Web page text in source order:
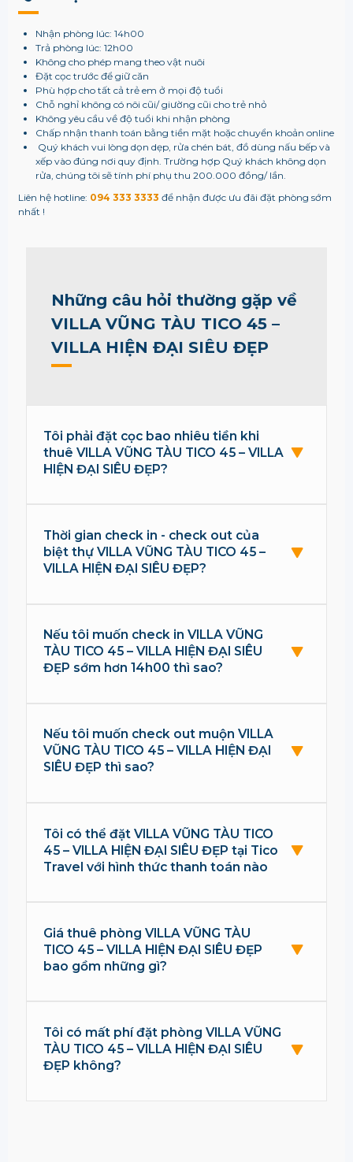
Nhận phòng lúc: 14h00
Trả phòng lúc: 12h00
Không cho phép mang theo vật nuôi
Đặt cọc trước để giữ căn
Phù hợp cho tất cả trẻ em ở mọi độ tuổi
Chỗ nghỉ không có nôi cũi/ giường cũi cho trẻ nhỏ
Không yêu cầu về độ tuổi khi nhận phòng
Chấp nhận thanh toán bằng tiền mặt hoặc chuyển khoản online
Quý khách vui lòng dọn dẹp, rửa chén bát, đồ dùng nấu bếp và
xếp vào đúng nơi quy định. Trường hợp Quý khách không dọn
rửa, chúng tôi sẽ tính phí phụ thu 200.000 đồng/ lần.
Liên hệ hotline: 094 333 3333 để nhận được ưu đãi đặt phòng sớm
nhất !
Những câu hỏi thường gặp về
VILLA VŨNG TÀU TICO 45 –
VILLA HIỆN ĐẠI SIÊU ĐẸP
Tôi phải đặt cọc bao nhiêu tiền khi
thuê VILLA VŨNG TÀU TICO 45 – VILLA
HIỆN ĐẠI SIÊU ĐẸP?
Thời gian check in - check out của
biệt thự VILLA VŨNG TÀU TICO 45 –
VILLA HIỆN ĐẠI SIÊU ĐẸP?
Nếu tôi muốn check in VILLA VŨNG
TÀU TICO 45 – VILLA HIỆN ĐẠI SIÊU
ĐẸP sớm hơn 14h00 thì sao?
Nếu tôi muốn check out muộn VILLA
VŨNG TÀU TICO 45 – VILLA HIỆN ĐẠI
SIÊU ĐẸP thì sao?
Tôi có thể đặt VILLA VŨNG TÀU TICO
45 – VILLA HIỆN ĐẠI SIÊU ĐẸP tại Tico
Travel với hình thức thanh toán nào
Giá thuê phòng VILLA VŨNG TÀU
TICO 45 – VILLA HIỆN ĐẠI SIÊU ĐẸP
bao gồm những gì?
Tôi có mất phí đặt phòng VILLA VŨNG
TÀU TICO 45 – VILLA HIỆN ĐẠI SIÊU
ĐẸP không?